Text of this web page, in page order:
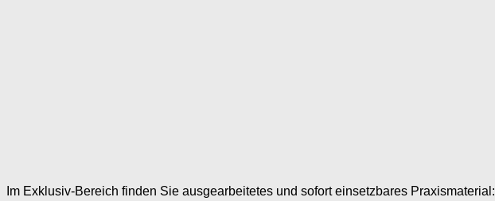
Im Exklusiv-Bereich finden Sie ausgearbeitetes und sofort einsetzbares Praxismaterial: